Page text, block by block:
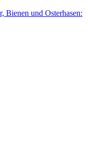
Bienen und Osterhasen: